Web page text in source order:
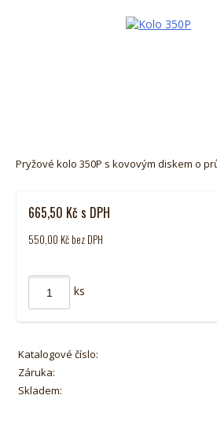
Pryžové kolo 350P s kovovým diskem o
665,50 Kč s DPH
550,00 Kč bez DPH
ks
Katalogové číslo:
Záruka:
Skladem: